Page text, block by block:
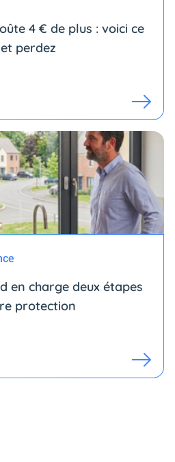
4 € de plus : voici ce
perdez
en charge deux étapes
protection